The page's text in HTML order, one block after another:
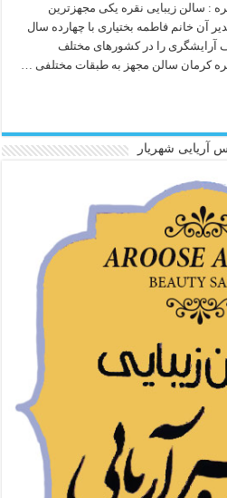
: سالن زیبایی نقره یکی مجهزترین
آن خانم فاطمه بختیاری با چهارده سال
آرایشگری را در کشورهای مختلف
کرمان سالن مجهز به طبقات مختلفی …
آریایی شهریار